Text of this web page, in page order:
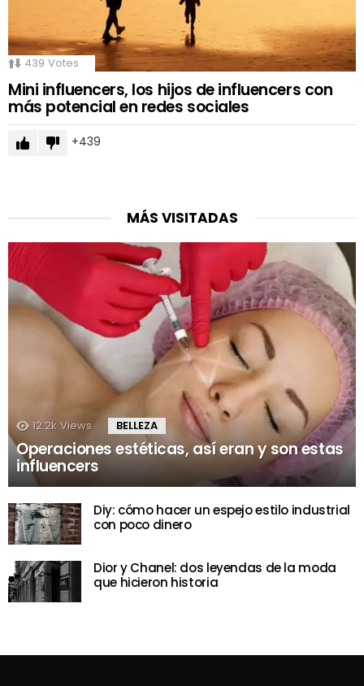
439 Votes
Mini influencers, los hijos de influencers con
más potencial en redes sociales
439
MÁS VISITADAS
12.2k Views BELLEZA
Operaciones estéticas, así eran y son estas
influencers
Diy: cómo hacer un espejo estilo industrial
con poco dinero
Dior y Chanel: dos leyendas de la moda
que hicieron historia